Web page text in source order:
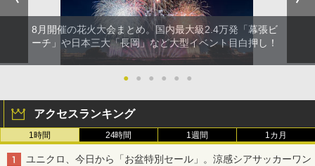
8月開催の花火大会まとめ。国内最大級2.4万発「幕張ビ
ーチ」や日本三大「長岡」など大型イベント目白押し！
● ● ● ● ● ●
アクセスランキング
1時間 24時間 1週間 1カ月
ユニクロ、今日から「お盆特別セール」。涼感シアサッカーワン